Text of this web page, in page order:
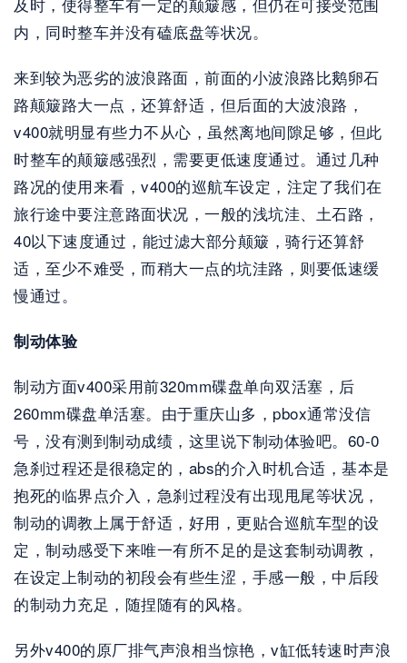
内，同时整车并没有磕底盘等状况。
来到较为恶劣的波浪路面，前面的小波浪路比鹅卵石
路颠簸路大一点，还算舒适，但后面的大波浪路，
v400就明显有些力不从心，虽然离地间隙足够，但此
时整车的颠簸感强烈，需要更低速度通过。通过几种
路况的使用来看，v400的巡航车设定，注定了我们在
旅行途中要注意路面状况，一般的浅坑洼、土石路，
40以下速度通过，能过滤大部分颠簸，骑行还算舒
适，至少不难受，而稍大一点的坑洼路，则要低速缓
慢通过。
制动体验
制动方面v400采用前320mm碟盘单向双活塞，后
260mm碟盘单活塞。由于重庆山多，pbox通常没信
号，没有测到制动成绩，这里说下制动体验吧。60-0
急刹过程还是很稳定的，abs的介入时机合适，基本是
抱死的临界点介入，急刹过程没有出现甩尾等状况，
制动的调教上属于舒适，好用，更贴合巡航车型的设
定，制动感受下来唯一有所不足的是这套制动调教，
在设定上制动的初段会有些生涩，手感一般，中后段
的制动力充足，随捏随有的风格。
另外v400的原厂排气声浪相当惊艳，v缸低转速时声浪